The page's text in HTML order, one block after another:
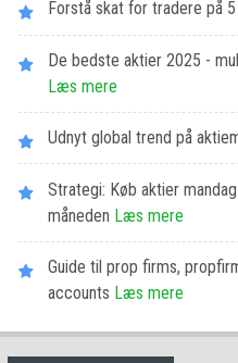
Forstå skat for tradere på
De bedste aktier 2025 -
Læs mere
Udnyt global trend på
Strategi: Køb aktier
måneden Læs mere
Guide til prop firms,
accounts Læs mere